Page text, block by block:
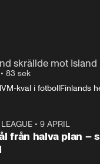
skrällde mot Island
• 83 sek
VM-kval i fotbollFinlands
• 9 APRIL
från halva plan –